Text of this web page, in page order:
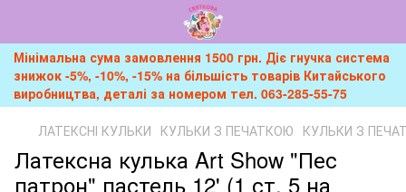
Мінімальна сума замовлення 1500 грн. Діє гнучка система
знижок -5%, -10%, -15% на більшість товарів Китайського
виробництва, деталі за номером тел. 063-285-55-75
ЛАТЕКСНІ КУЛЬКИ КУЛЬКИ З ПЕЧАТКОЮ КУЛЬКИ З
Латексна кулька Art Show "Пес
патрон" пастель 12' (1 ст. 5 на